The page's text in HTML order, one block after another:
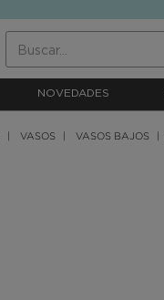
NOVEDADES
VASOS VASOS BAJOS